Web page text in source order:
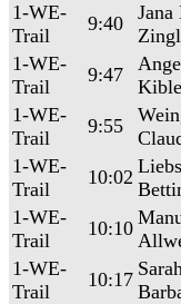
1-WE-
Trail
9:40
Jana
1-WE-
Trail
9:47
1-WE-
Trail
9:55
1-WE-
Trail
10:02
1-WE-
Trail
10:10
1-WE-
Trail
10:17 Sarah